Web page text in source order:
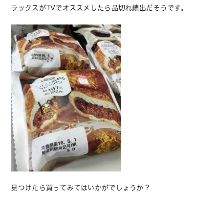
ラックスがTVでオススメしたら品切れ続出だそうです。
見つけたら買ってみてはいかがでしょうか？